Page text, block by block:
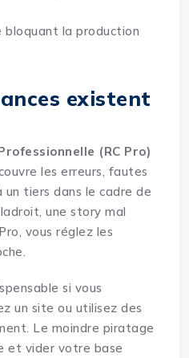
bloquant la production
existent
(RC Pro)
les erreurs, fautes
un tiers dans le cadre de
une story mal
vous réglez les
si vous
un site ou utilisez des
Le moindre piratage
et vider votre base